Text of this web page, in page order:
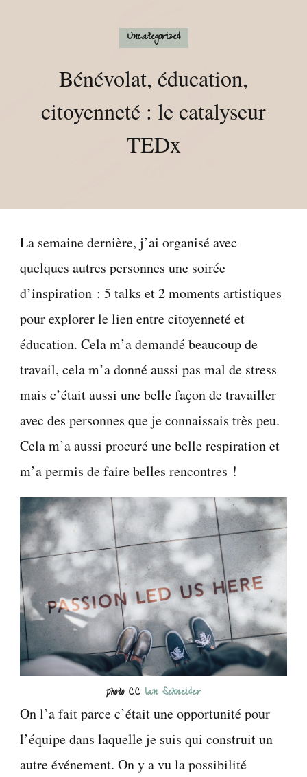
Uncategorized
Bénévolat, éducation,
citoyenneté : le catalyseur
TEDx
La semaine dernière, j’ai organisé avec
quelques autres personnes une soirée
d’inspiration : 5 talks et 2 moments artistiques
pour explorer le lien entre citoyenneté et
éducation. Cela m’a demandé beaucoup de
travail, cela m’a donné aussi pas mal de stress
mais c’était aussi une belle façon de travailler
avec des personnes que je connaissais très peu.
Cela m’a aussi procuré une belle respiration et
m’a permis de faire belles rencontres !
photo CC Ian Schneider
On l’a fait parce c’était une opportunité pour
l’équipe dans laquelle je suis qui construit un
autre événement. On y a vu la possibilité